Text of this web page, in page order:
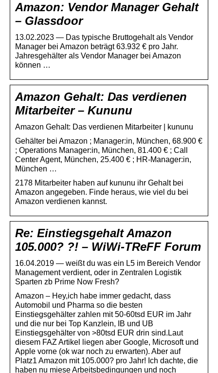
Amazon: Vendor Manager Gehalt
– Glassdoor
13.02.2023 — Das typische Bruttogehalt als Vendor
Manager bei Amazon beträgt 63.932 € pro Jahr.
Jahresgehälter als Vendor Manager bei Amazon
können …
Amazon Gehalt: Das verdienen
Mitarbeiter – Kununu
Amazon Gehalt: Das verdienen Mitarbeiter | kununu
Gehälter bei Amazon ; Manager:in, München, 68.900 €
; Operations Manager:in, München, 81.400 € ; Call
Center Agent, München, 25.400 € ; HR-Manager:in,
München …
2178 Mitarbeiter haben auf kununu ihr Gehalt bei
Amazon angegeben. Finde heraus, wie viel du bei
Amazon verdienen kannst.
Re: Einstiegsgehalt Amazon
105.000? ?! – WiWi-TReFF Forum
16.04.2019 — weißt du was ein L5 im Bereich Vendor
Management verdient, oder in Zentralen Logistik
Sparten zb Prime Now Fresh?
Amazon – Hey,ich habe immer gedacht, dass
Automobil und Pharma so die besten
Einstiegsgehälter zahlen mit 50-60tsd EUR im Jahr
und die nur bei Top Kanzlein, IB und UB
Einstiegsgehälter von >80tsd EUR drin sind.Laut
diesem FAZ Artikel liegen aber Google, Microsoft und
Apple vorne (ok war noch zu erwarten). Aber auf
Platz1 Amazon mit 105.000? pro Jahr! Ich dachte, die
haben nu miese Arbeitsbedingungen und noch